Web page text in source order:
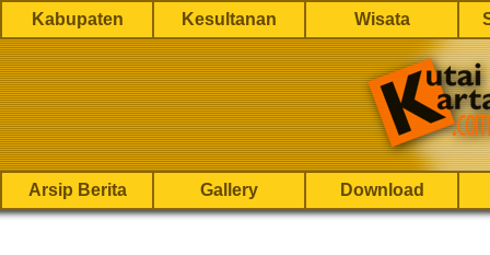
Kabupaten Kesultanan Wisata
Arsip Berita Gallery Download